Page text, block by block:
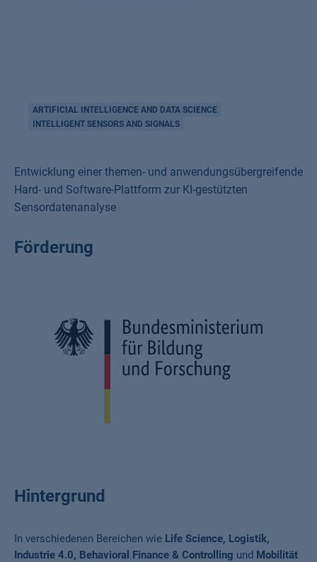
ARTIFICIAL INTELLIGENCE AND DATA SCIENCE
INTELLIGENT SENSORS AND SIGNALS
Entwicklung einer themen- und anwendungsübergreifende
Hard- und Software-Plattform zur KI-gestützten
Sensordatenanalyse
Förderung
Hintergrund
In verschiedenen Bereichen wie Life Science, Logistik,
Industrie 4.0, Behavioral Finance & Controlling und Mobilität